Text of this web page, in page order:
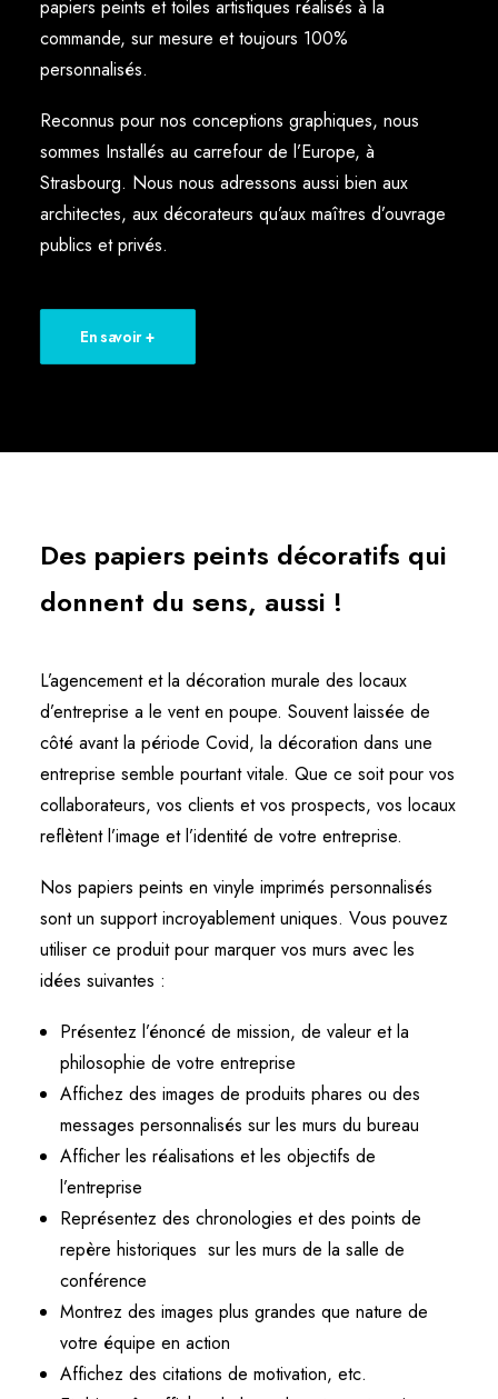
papiers peints et toiles artistiques réalisés à la
commande, sur mesure et toujours 100%
personnalisés.
Reconnus pour nos conceptions graphiques, nous
sommes Installés au carrefour de l’Europe, à
Strasbourg. Nous nous adressons aussi bien aux
architectes, aux décorateurs qu’aux maîtres d’ouvrage
publics et privés.
En savoir +
Des papiers peints décoratifs qui
donnent du sens, aussi !
L’agencement et la décoration murale des locaux
d’entreprise a le vent en poupe. Souvent laissée de
côté avant la période Covid, la décoration dans une
entreprise semble pourtant vitale. Que ce soit pour vos
collaborateurs, vos clients et vos prospects, vos locaux
reflètent l’image et l’identité de votre entreprise.
Nos papiers peints en vinyle imprimés personnalisés
sont un support incroyablement uniques. Vous pouvez
utiliser ce produit pour marquer vos murs avec les
idées suivantes :
Présentez l’énoncé de mission, de valeur et la
philosophie de votre entreprise
Affichez des images de produits phares ou des
messages personnalisés sur les murs du bureau
Afficher les réalisations et les objectifs de
l’entreprise
Représentez des chronologies et des points de
repère historiques sur les murs de la salle de
conférence
Montrez des images plus grandes que nature de
votre équipe en action
Affichez des citations de motivation, etc.